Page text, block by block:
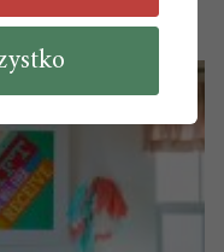
gotowa stylistyka